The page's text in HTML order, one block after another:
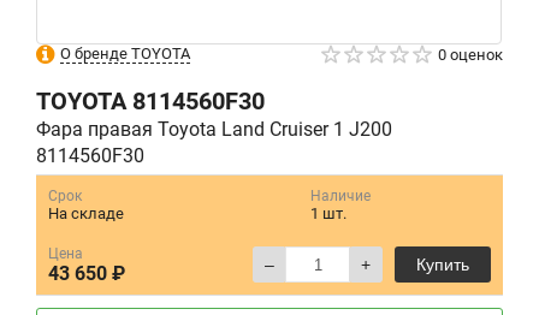
О бренде TOYOTA 0 оценок
TOYOTA 8114560F30
Фара правая Toyota Land Cruiser 1 J200
8114560F30
Срок
На складе
Наличие
1 шт.
Цена
43 650 ₽ – + Купить